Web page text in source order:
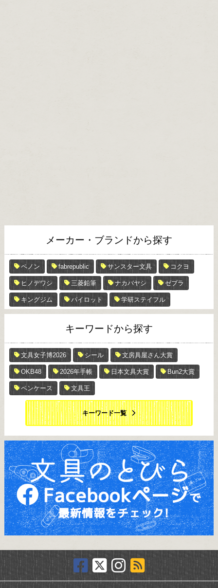
メーカー・ブランドから探す
ペノン fabrepublic サンスター文具 コクヨ
ヒノデワシ 三菱鉛筆 ナカバヤシ ゼブラ
キングジム パイロット 学研ステイフル
キーワードから探す
文具女子博2026 シール 文房具屋さん大賞
OKB48 2026年手帳 日本文具大賞 Bun2大賞
ペンケース 文具王
キーワード一覧